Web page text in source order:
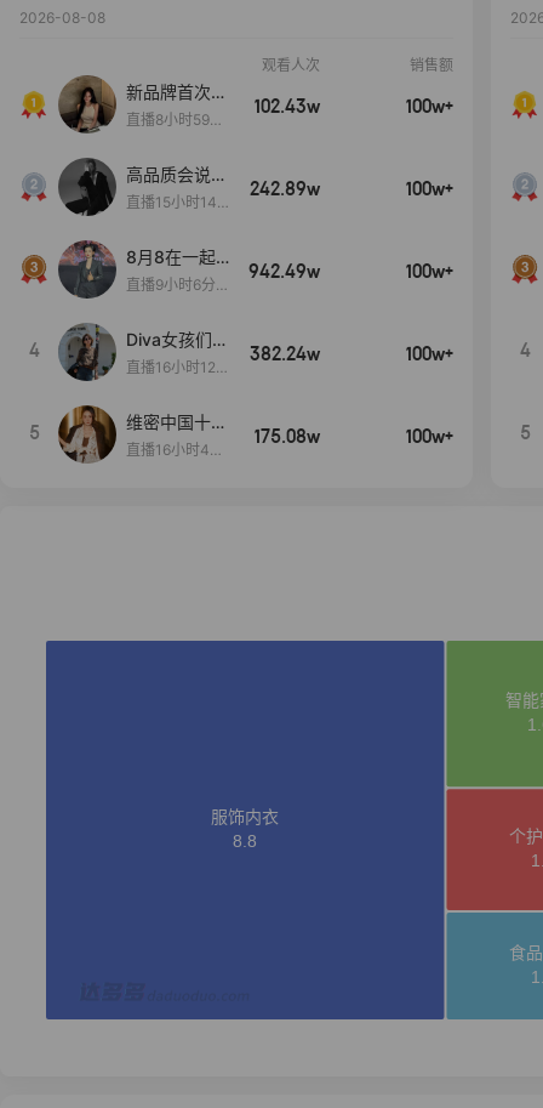
2026-08-08
观看人次 销售额
新品牌首次大
上新
直播8小时59分
102.43w 100w+
高品质会说
话….
直播15小时14
242.89w 100w+
8月8在一起
生日献礼盛典
直播9小时6分1
942.49w 100w+
4
Diva女孩们集
合啦~意大利
直播16小时12
382.24w 100w+
5
维密中国十周
年 与你如此
直播16小时48
175.08w 100w+
4
5